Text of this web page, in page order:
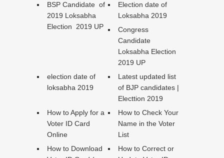
BSP Candidate of
2019 Loksabha
Election 2019 UP
Election date of
Loksabha 2019
Congress
Candidate
Loksabha Election
2019 UP
election date of
loksabha 2019
Latest updated list
of BJP candidates |
Electtion 2019
How to Apply for a
Voter ID Card
Online
How to Check Your
Name in the Voter
List
How to Download
How to Correct or